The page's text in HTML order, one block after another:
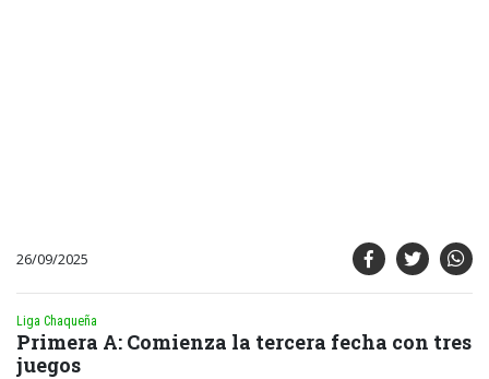
26/09/2025
Liga Chaqueña
Primera A: Comienza la tercera fecha con tres
juegos